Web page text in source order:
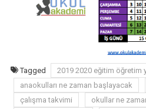
Tagged
2019 2020 eğitim öğretim
anaokulları ne zaman başlayacak
çalışma takvimi
okullar ne